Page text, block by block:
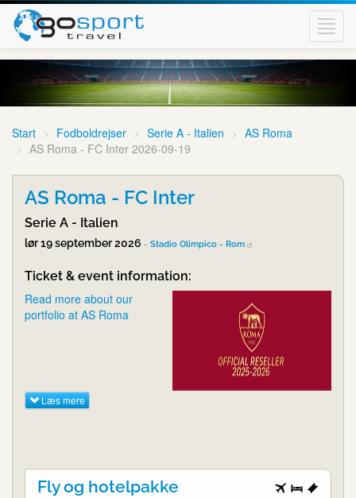
Start Fodboldrejser Serie A - Italien
AS Roma
AS Roma - FC Inter 2026-09-19
AS Roma - FC Inter
Serie A - Italien
lør 19 september 2026 - Stadio Olimpico - Rom
Ticket & event information:
Read more about our
portfolio at AS Roma
Læs mere
Fly og hotelpakke